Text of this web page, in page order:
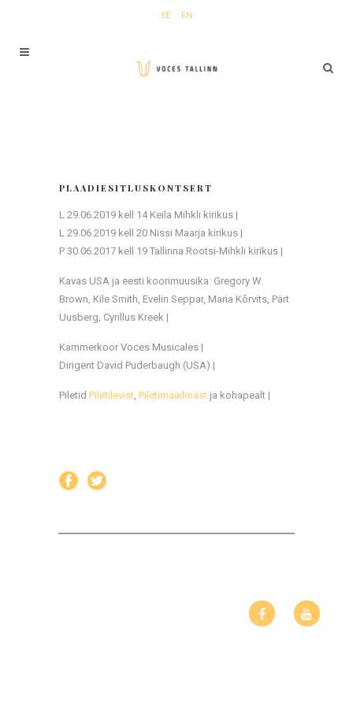
EE EN
PLAADIESITLUSKONTSERT
L 29.06.2019 kell 14 Keila Mihkli kirikus |
L 29.06.2019 kell 20 Nissi Maarja kirikus |
P 30.06.2017 kell 19 Tallinna Rootsi-Mihkli kirikus |
Kavas USA ja eesti koorimuusika: Gregory W.
Brown, Kile Smith, Evelin Seppar, Maria Kõrvits, Pärt
Uusberg, Cyrillus Kreek |
Kammerkoor Voces Musicales |
Dirigent David Puderbaugh (USA) |
Piletid Piletilevist, Piletimaailmast ja kohapealt |